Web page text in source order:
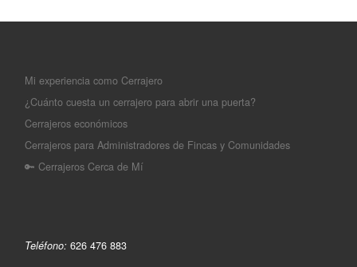
Mi experiencia como Cerrajero
¿Cuánto cuesta un cerrajero para abrir una puerta?
Cerrajeros económicos
Cerrajeros para Administradores de Fincas y Comunidades
🔑 Cerrajeros Cerca de Mí
Teléfono: 626 476 883